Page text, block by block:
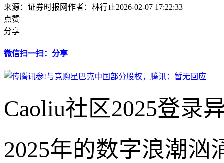
来源：证券时报网作者：林行止2026-02-07 17:22:33
点赞
分享
微信扫一扫：分享
Caoliu社区2025登录
2025年的数字浪潮汹